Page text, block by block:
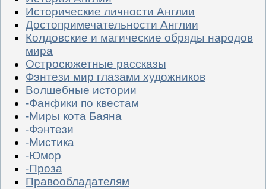
Исторические личности Англии
Достопримечательности Англии
Колдовские и магические обряды народов
мира
Остросюжетные рассказы
Фэнтези мир глазами художников
Волшебные истории
-Фанфики по квестам
-Миры кота Баяна
-Фэнтези
-Мистика
-Юмор
-Проза
Правообладателям